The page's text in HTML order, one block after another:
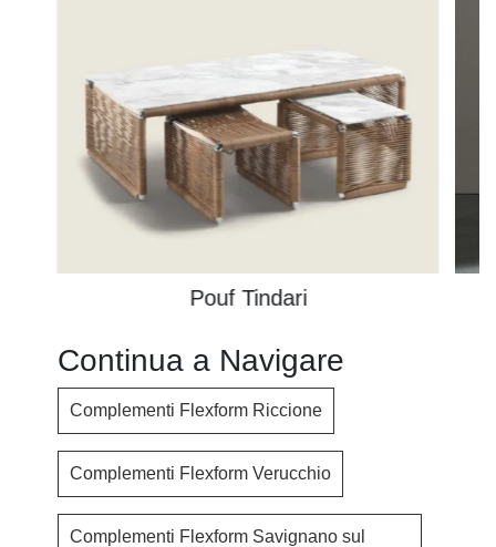
Pouf Tindari
Continua a Navigare
Complementi Flexform Riccione
Complementi Flexform Verucchio
Complementi Flexform Savignano sul